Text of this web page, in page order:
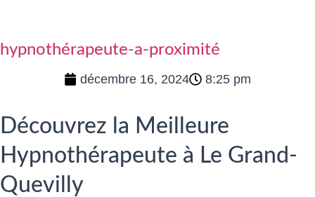
hypnothérapeute-a-proximité
décembre 16, 2024 8:25 pm
Découvrez la Meilleure
Hypnothérapeute à Le Grand-
Quevilly